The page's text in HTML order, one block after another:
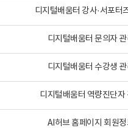
디지털배움터 강사·서포터
디지털배움터 문의자 관
디지털배움터 수강생 관
디지털배움터 역량진단자
AI허브 홈페이지 회원